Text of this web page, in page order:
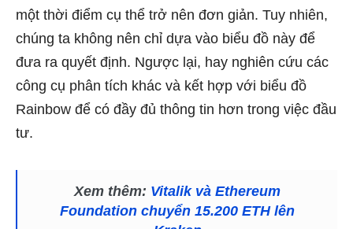
một thời điểm cụ thể trở nên đơn giản. Tuy nhiên,
chúng ta không nên chỉ dựa vào biểu đồ này để
đưa ra quyết định. Ngược lại, hay nghiên cứu các
công cụ phân tích khác và kết hợp với biểu đồ
Rainbow để có đầy đủ thông tin hơn trong việc đầu
tư.
Xem thêm: Vitalik và Ethereum
Foundation chuyển 15.200 ETH lên